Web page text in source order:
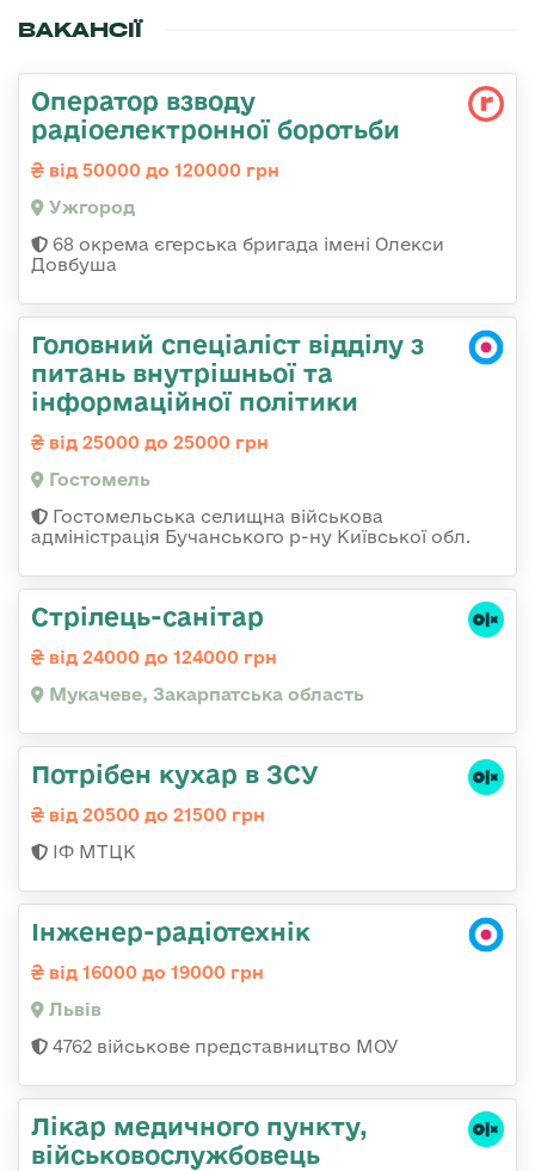
ВАКАНСІЇ
Оператор взводу
радіоелектронної боротьби
від 50000 до 120000 грн
Ужгород
68 окрема єгерська бригада імені Олекси
Довбуша
Головний спеціаліст відділу з
питань внутрішньої та
інформаційної політики
від 25000 до 25000 грн
Гостомель
Гостомельська селищна військова
адміністрація Бучанського р-ну Київської обл.
Стрілець-санітар
від 24000 до 124000 грн
Мукачеве, Закарпатська область
Потрібен кухар в ЗСУ
від 20500 до 21500 грн
ІФ МТЦК
Інженер-радіотехнік
від 16000 до 19000 грн
Львів
4762 військове представництво МОУ
Лікар медичного пункту,
військовослужбовець